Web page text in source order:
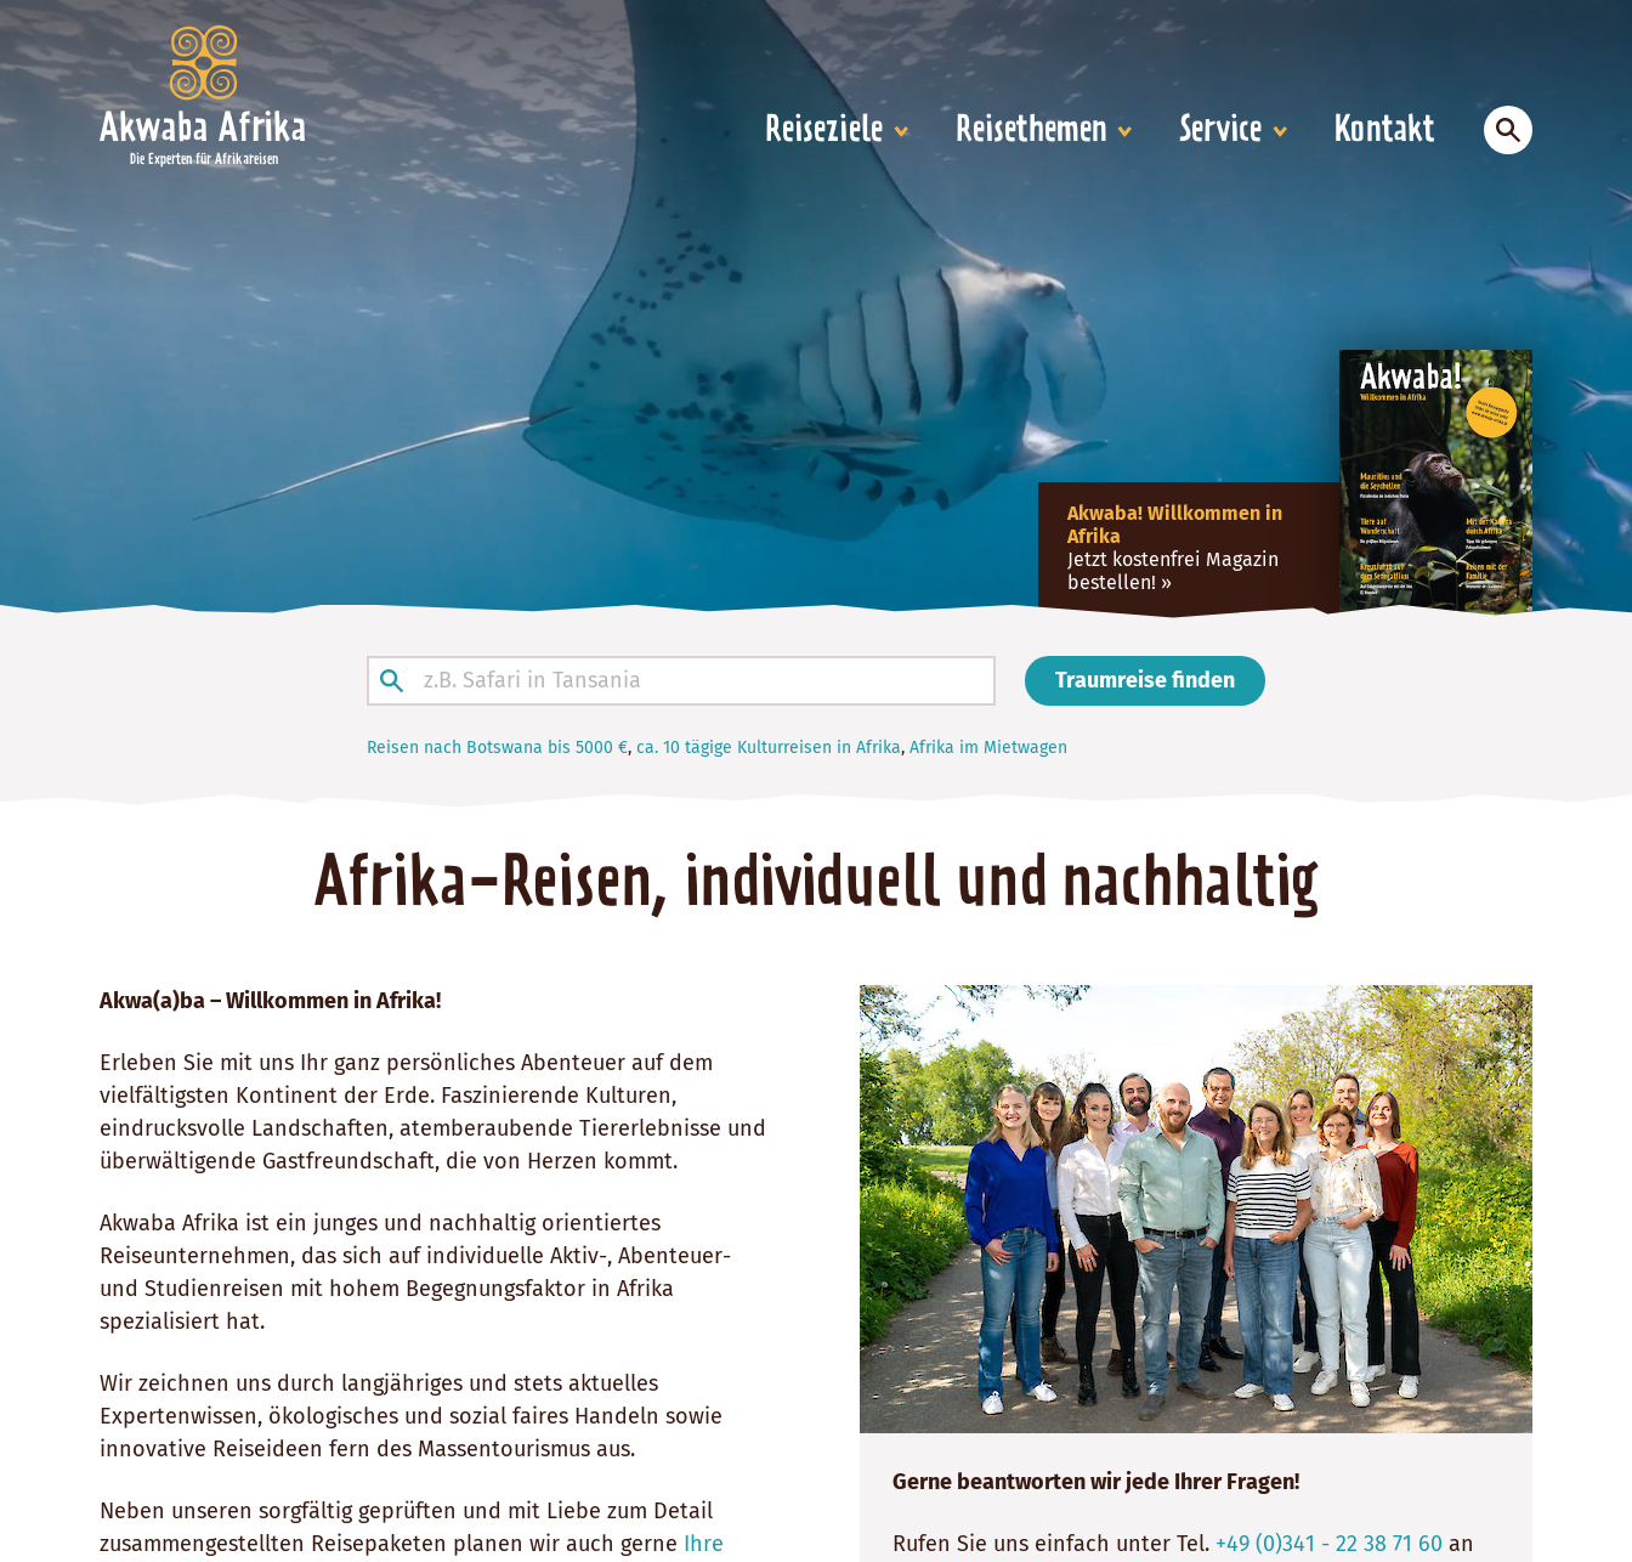
Akwaba Afrika
Die Experten für Afrikareisen
Reiseziele Reisethemen Service Kontakt
Akwaba! Willkommen in
Afrika
Jetzt kostenfrei Magazin
bestellen!
Traumreise finden
Reisen nach Botswana bis 5000 €, ca. 10 tägige Kulturreisen in Afrika, Afrika im Mietwagen
Afrika-Reisen, individuell und nachhaltig
Akwa(a)ba – Willkommen in Afrika!
Erleben Sie mit uns Ihr ganz persönliches Abenteuer auf dem
vielfältigsten Kontinent der Erde. Faszinierende Kulturen,
eindrucksvolle Landschaften, atemberaubende Tiererlebnisse und
überwältigende Gastfreundschaft, die von Herzen kommt.
Akwaba Afrika ist ein junges und nachhaltig orientiertes
Reiseunternehmen, das sich auf individuelle Aktiv-, Abenteuer-
und Studienreisen mit hohem Begegnungsfaktor in Afrika
spezialisiert hat.
Wir zeichnen uns durch langjähriges und stets aktuelles
Expertenwissen, ökologisches und sozial faires Handeln sowie
innovative Reiseideen fern des Massentourismus aus.
Neben unseren sorgfältig geprüften und mit Liebe zum Detail
zusammengestellten Reisepaketen planen wir auch gerne Ihre
Gerne beantworten wir jede Ihrer Fragen!
Rufen Sie uns einfach unter Tel. +49 (0)341 - 22 38 71 60 an